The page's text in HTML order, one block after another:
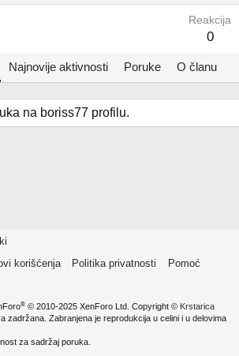
Reakcija
0
Najnovije aktivnosti Poruke O članu
na boriss77 profilu.
korišćenja Politika privatnosti
Pomoć
® © 2010-2025 XenForo Ltd. Copyright © Krstarica
zadržana. Zabranjena je reprodukcija u celini i u delovima
za sadržaj poruka.